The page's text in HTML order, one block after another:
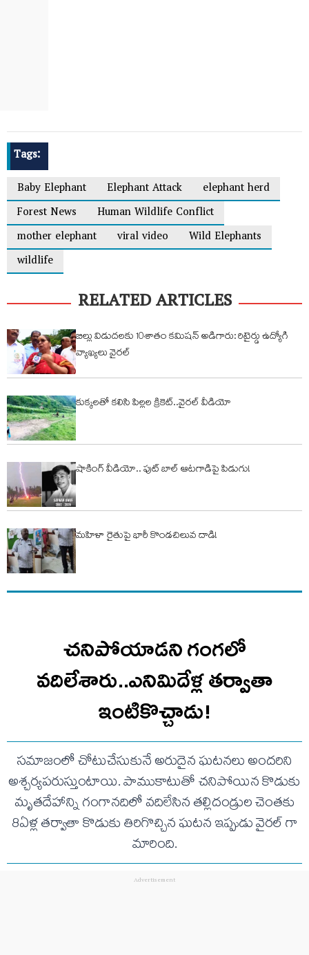
Tags:
Baby Elephant
Elephant Attack
elephant herd
Forest News
Human Wildlife Conflict
mother elephant
viral video
Wild Elephants
wildlife
RELATED ARTICLES
బిల్లు విడుదలకు 10శాతం కమిషన్ అడిగారు: రిటైర్డు ఉద్యోగి
వ్యాఖ్యలు వైరల్
కుక్కలతో కలిసి పిల్లల క్రికెట్..వైరల్ వీడియో
షాకింగ్ వీడియో.. ఫుట్ బాల్ ఆటగాడిపై పిడుగు!
మహిళా రైతుపై భారీ కొండచిలువ దాడి!
చనిపోయాడని గంగలో
వదిలేశారు..ఎనిమిదేళ్ల తర్వాతా
ఇంటికొచ్చాడు!
సమాజంలో చోటుచేసుకునే అరుదైన ఘటనలు అందరిని
అశ్చర్యపరుస్తుంటాయి. పాముకాటుతో చనిపోయిన కొడుకు
మృతదేహాన్ని గంగానదిలో వదిలేసిన తల్లిదండ్రుల చెంతకు
8ఏళ్ల తర్వాతా కొడుకు తిరిగొచ్చిన ఘటన ఇప్పుడు వైరల్ గా
మారింది.